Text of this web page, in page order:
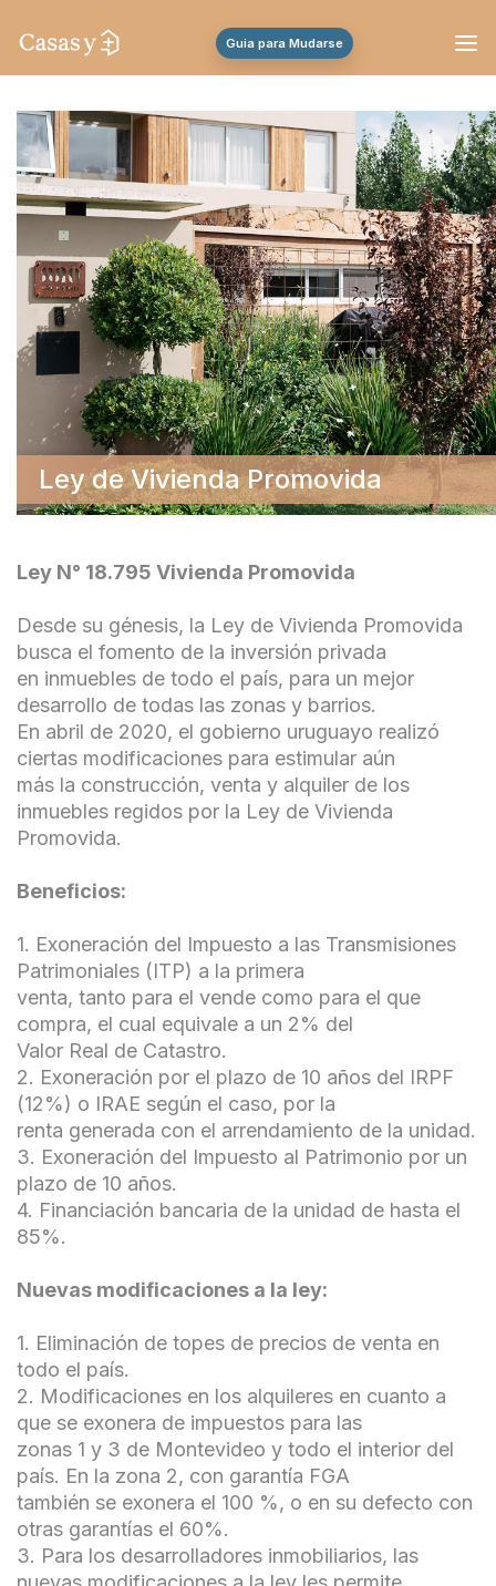
Guia para Mudarse
Ley de Vivienda Promovida
Ley N° 18.795 Vivienda Promovida
Desde su génesis, la Ley de Vivienda Promovida
busca el fomento de la inversión privada
en inmuebles de todo el país, para un mejor
desarrollo de todas las zonas y barrios.
En abril de 2020, el gobierno uruguayo realizó
ciertas modificaciones para estimular aún
más la construcción, venta y alquiler de los
inmuebles regidos por la Ley de Vivienda
Promovida.
Beneficios:
1. Exoneración del Impuesto a las Transmisiones
Patrimoniales (ITP) a la primera
venta, tanto para el vende como para el que
compra, el cual equivale a un 2% del
Valor Real de Catastro.
2. Exoneración por el plazo de 10 años del IRPF
(12%) o IRAE según el caso, por la
renta generada con el arrendamiento de la unidad.
3. Exoneración del Impuesto al Patrimonio por un
plazo de 10 años.
4. Financiación bancaria de la unidad de hasta el
85%.
Nuevas modificaciones a la ley:
1. Eliminación de topes de precios de venta en
todo el país.
2. Modificaciones en los alquileres en cuanto a
que se exonera de impuestos para las
zonas 1 y 3 de Montevideo y todo el interior del
país. En la zona 2, con garantía FGA
también se exonera el 100 %, o en su defecto con
otras garantías el 60%.
3. Para los desarrolladores inmobiliarios, las